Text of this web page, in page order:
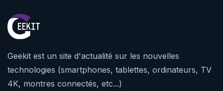
Geekit est un site d'actualité sur les nouvelles
technologies (smartphones, tablettes, ordinateurs, TV
4K, montres connectés, etc...)